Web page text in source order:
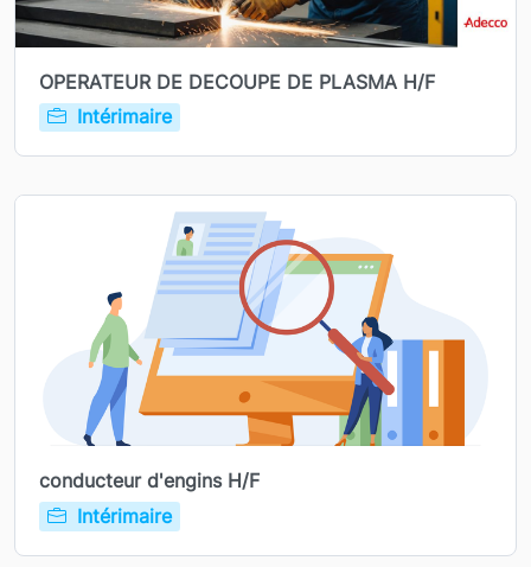
OPERATEUR DE DECOUPE DE PLASMA H/F
Intérimaire
conducteur d'engins H/F
Intérimaire